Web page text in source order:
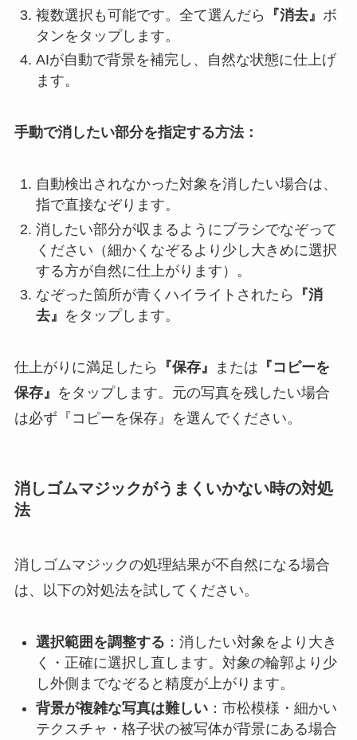
複数選択も可能です。全て選んだら
『消去』 ボ
タンをタップします。
AIが自動で背景を補完し、自然な状態に仕上げ
ます。
手動で消したい部分を指定する方法：
自動検出されなかった対象を消したい場合は、
指で直接なぞります。
消したい部分が収まるようにブラシでなぞって
ください（細かくなぞるより少し大きめに選択
する方が自然に仕上がります）。
なぞった箇所が青くハイライトされたら
『消
去』 をタップします。
仕上がりに満足したら 『保存』 または 『コピーを
保存』 をタップします。元の写真を残したい場合
は必ず『コピーを保存』を選んでください。
消しゴムマジックがうまくいかない時の対処
法
消しゴムマジックの処理結果が不自然になる場合
は、以下の対処法を試してください。
選択範囲を調整する ：消したい対象をより大き
く・正確に選択し直します。対象の輪郭より少
し外側までなぞると精度が上がります。
背景が複雑な写真は難しい：市松模様・細かい
テクスチャ・格子状の被写体が背景にある場合